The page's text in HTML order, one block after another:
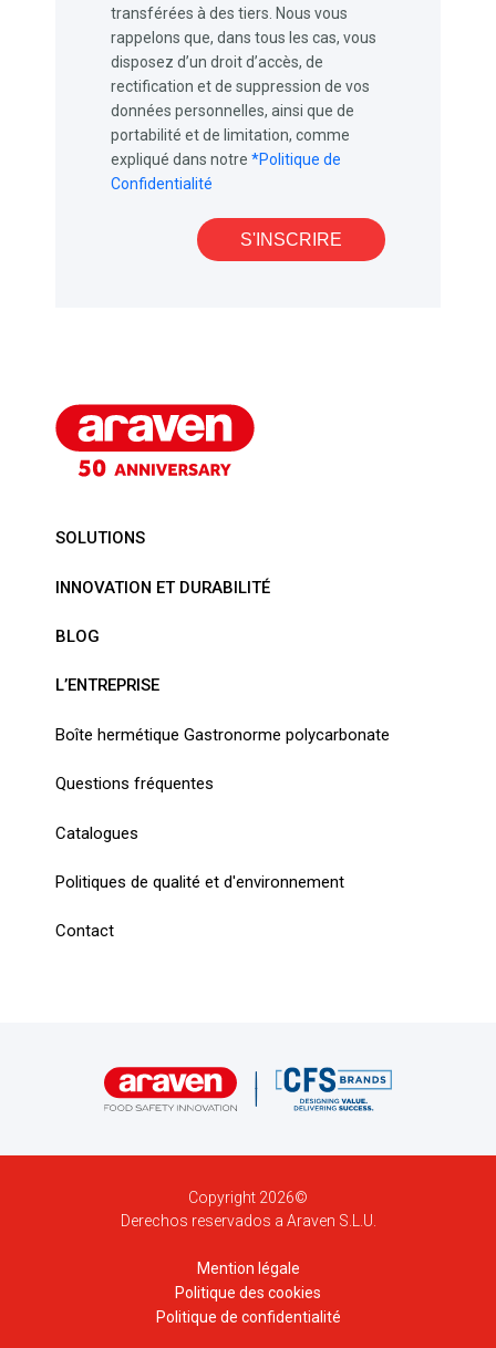
transférées à des tiers. Nous vous
rappelons que, dans tous les cas, vous
disposez d’un droit d’accès, de
rectification et de suppression de vos
données personnelles, ainsi que de
portabilité et de limitation, comme
expliqué dans notre *Politique de
Confidentialité
S'INSCRIRE
SOLUTIONS
INNOVATION ET DURABILITÉ
BLOG
L’ENTREPRISE
Boîte hermétique Gastronorme polycarbonate
Questions fréquentes
Catalogues
Politiques de qualité et d'environnement
Contact
Copyright 2026©
Derechos reservados a Araven S.L.U.
Mention légale
Politique des cookies
Politique de confidentialité